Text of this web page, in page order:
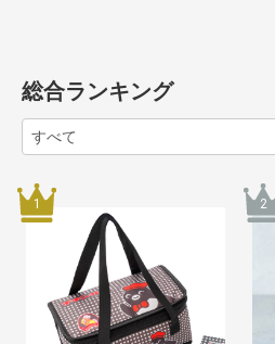
総合ランキング